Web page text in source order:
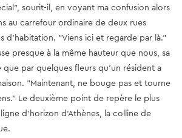
sourit-il, en voyant ma confusion alors
au carrefour ordinaire de deux rues
d'habitation. "Viens ici et regarde par là."
presque à la même hauteur que nous, sa
par quelques fleurs qu'un résident a
"Maintenant, ne bouge pas et tourne
Le deuxième point de repère le plus
d'horizon d'Athènes, la colline de